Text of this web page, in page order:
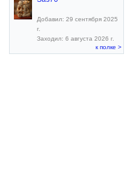
Добавил: 29 сентября 2025
г.
Заходил: 6 августа 2026 г.
к полке >